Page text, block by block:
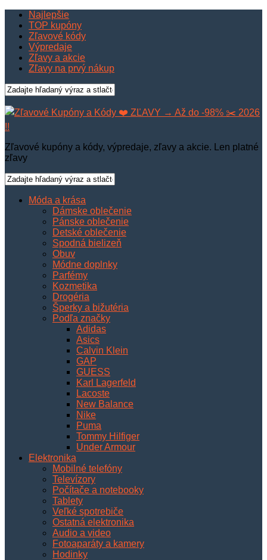
Najlepšie
TOP kupóny
Zľavové kódy
Výpredaje
Zľavy a akcie
Zľavy na prvý nákup
Zľavové kupóny a kódy, výpredaje, zľavy a akcie. Len platné
zľavy
Móda a krása
Dámske oblečenie
Pánske oblečenie
Detské oblečenie
Spodná bielizeň
Obuv
Módne doplnky
Parfémy
Kozmetika
Drogéria
Šperky a bižutéria
Podľa značky
Adidas
Asics
Calvin Klein
GAP
GUESS
Karl Lagerfeld
Lacoste
New Balance
Nike
Puma
Tommy Hilfiger
Under Armour
Elektronika
Mobilné telefóny
Televízory
Počítače a notebooky
Tablety
Veľké spotrebiče
Ostatná elektronika
Audio a video
Fotoaparáty a kamery
Hodinky